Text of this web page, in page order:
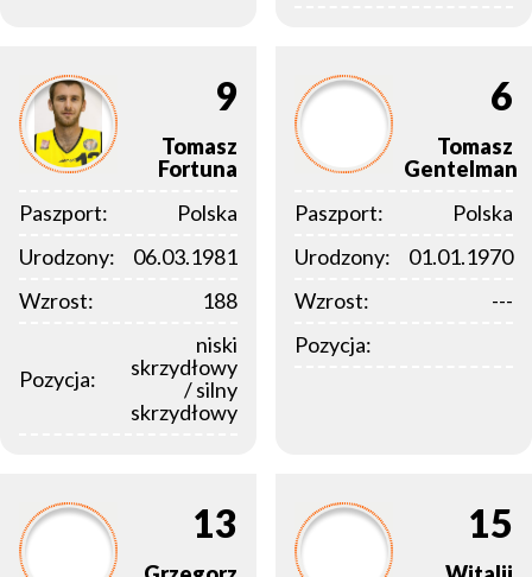
9
Tomasz
Fortuna
Paszport:
Polska
Urodzony:
06.03.1981
Wzrost:
188
Pozycja:
niski
skrzydłowy
/ silny
skrzydłowy
6
Tomasz
Gentelman
Paszport:
Polska
Urodzony:
01.01.1970
Wzrost:
---
Pozycja:
13 15